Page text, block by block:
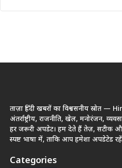
ताज़ा हिंदी खबरों का विश्वसनीय स्रोत —
अंतर्राष्ट्रीय, राजनीति, खेल, मनोरंजन,
हर जरूरी अपडेट। हम देते हैं तेज़, सटीक
स्पष्ट भाषा में, ताकि आप हमेशा अपडेटेड
Categories